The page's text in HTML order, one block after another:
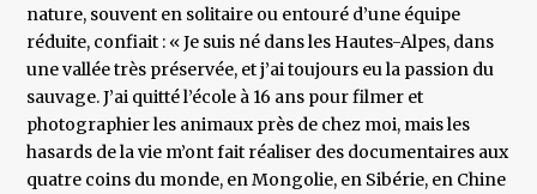
nature, souvent en solitaire ou entouré d’une équipe
réduite, confiait : « Je suis né dans les Hautes-Alpes, dans
une vallée très préservée, et j’ai toujours eu la passion du
sauvage. J’ai quitté l’école à 16 ans pour filmer et
photographier les animaux près de chez moi, mais les
hasards de la vie m’ont fait réaliser des documentaires aux
quatre coins du monde, en Mongolie, en Sibérie, en Chine